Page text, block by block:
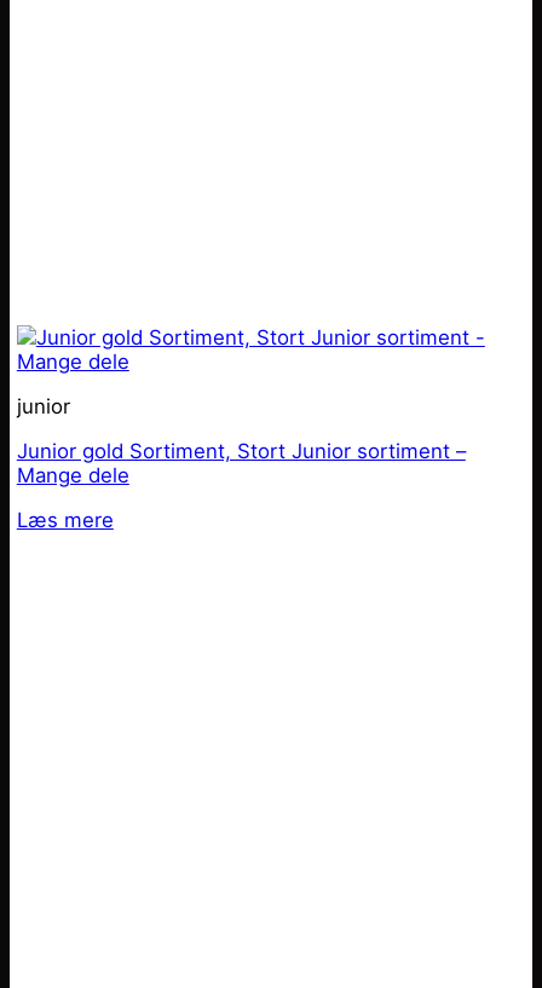
junior
Junior gold Sortiment, Stort Junior sortiment –
Mange dele
Læs mere